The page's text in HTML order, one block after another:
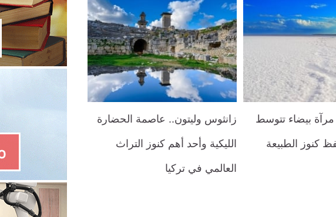
مرآة بيضاء تتوسط
كنوز الطبيعة
زانثوس وليتون.. عاصمة الحضارة
الليكية وأحد أهم كنوز التراث
العالمي في تركيا